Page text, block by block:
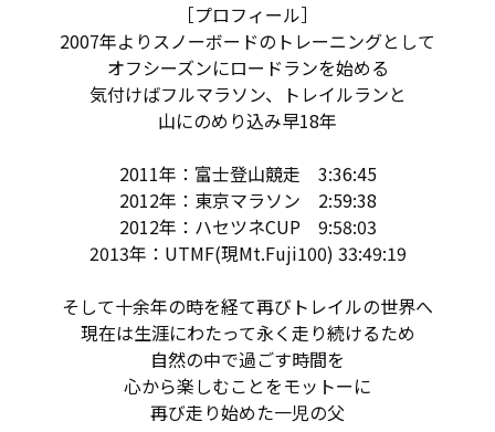
［プロフィール］
2007年よりスノーボードのトレーニングとして
オフシーズンにロードランを始める
気付けばフルマラソン、トレイルランと
山にのめり込み早18年
2011年：富士登山競走 3:36:45
2012年：東京マラソン 2:59:38
2012年：ハセツネCUP 9:58:03
2013年：UTMF(現Mt.Fuji100) 33:49:19
そして十余年の時を経て再びトレイルの世界へ
現在は生涯にわたって永く走り続けるため
自然の中で過ごす時間を
心から楽しむことをモットーに
再び走り始めた一児の父